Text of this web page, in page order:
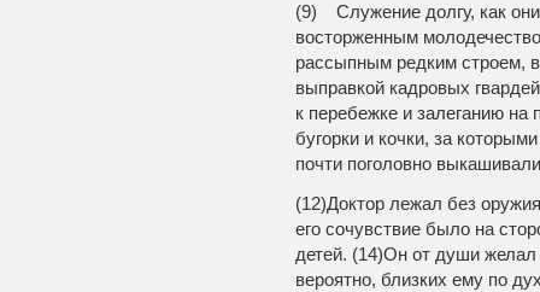
(9) Служение долгу, как
восторженным
рассыпным редким строем,
выправкой кадровых
к перебежке и залеганию на
бугорки и кочки, за
почти поголовно
(12)Доктор лежал без
его сочувствие было на
детей. (14)Он от души
вероятно, близких ему по